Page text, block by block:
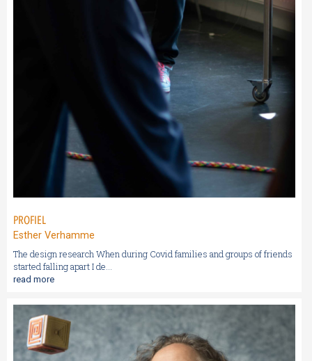
PROFIEL
Esther Verhamme
The design research When during Covid families and groups of friends
started falling apart I de...
read more